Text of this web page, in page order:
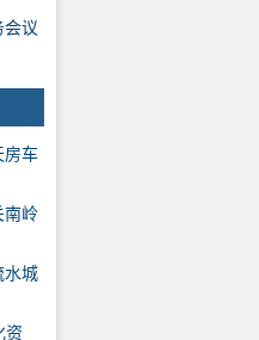
会议
房车
南岭
水城
资